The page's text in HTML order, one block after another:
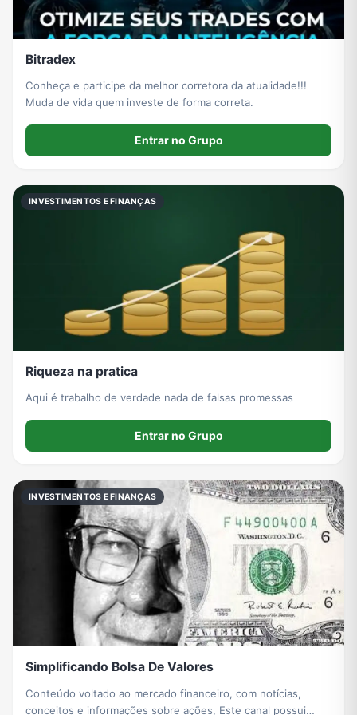
Bitradex
Conheça e participe da melhor corretora da atualidade!!!
Muda de vida quem investe de forma correta.
Entrar no Grupo
INVESTIMENTOS E FINANÇAS
Riqueza na pratica
Aqui é trabalho de verdade nada de falsas promessas
Entrar no Grupo
INVESTIMENTOS E FINANÇAS
Simplificando Bolsa De Valores
Conteúdo voltado ao mercado financeiro, com notícias,
conceitos e informações sobre ações, Este canal possui